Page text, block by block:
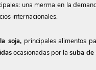
una merma en la
internacionales.
soja,principales alimentos
ocasionadas por la suba de